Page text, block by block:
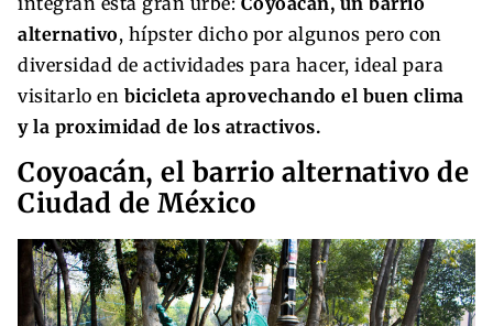
alternativo, hípster dicho por algunos pero con
diversidad de actividades para hacer, ideal para
visitarlo en bicicleta aprovechando el buen clima
y la proximidad de los atractivos.
Coyoacán, el barrio alternativo de
Ciudad de México